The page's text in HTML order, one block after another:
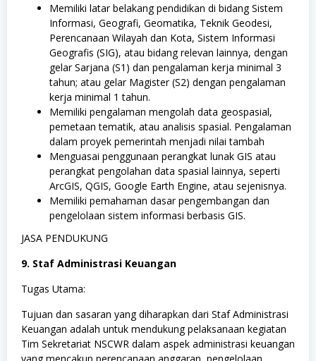
Memiliki latar belakang pendidikan di bidang Sistem
Informasi, Geografi, Geomatika, Teknik Geodesi,
Perencanaan Wilayah dan Kota, Sistem Informasi
Geografis (SIG), atau bidang relevan lainnya, dengan
gelar Sarjana (S1) dan pengalaman kerja minimal 3
tahun; atau gelar Magister (S2) dengan pengalaman
kerja minimal 1 tahun.
Memiliki pengalaman mengolah data geospasial,
pemetaan tematik, atau analisis spasial. Pengalaman
dalam proyek pemerintah menjadi nilai tambah
Menguasai penggunaan perangkat lunak GIS atau
perangkat pengolahan data spasial lainnya, seperti
ArcGIS, QGIS, Google Earth Engine, atau sejenisnya.
Memiliki pemahaman dasar pengembangan dan
pengelolaan sistem informasi berbasis GIS.
JASA PENDUKUNG
9. Staf Administrasi Keuangan
Tugas Utama:
Tujuan dan sasaran yang diharapkan dari Staf Administrasi
Keuangan adalah untuk mendukung pelaksanaan kegiatan
Tim Sekretariat NSCWR dalam aspek administrasi keuangan